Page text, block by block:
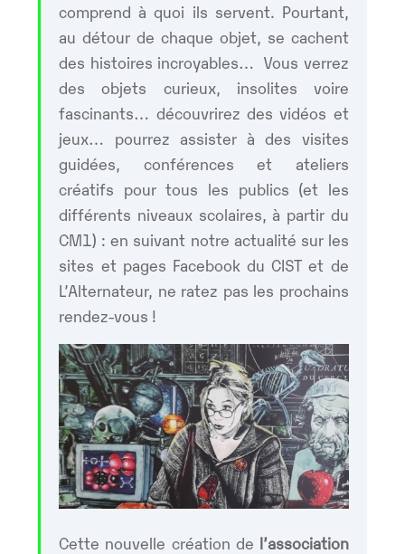
comprend à quoi ils servent. Pourtant,
au détour de chaque objet, se cachent
des histoires incroyables… Vous verrez
des objets curieux, insolites voire
fascinants… découvrirez des vidéos et
jeux… pourrez assister à des visites
guidées, conférences et ateliers
créatifs pour tous les publics (et les
différents niveaux scolaires, à partir du
CM1) : en suivant notre actualité sur les
sites et pages Facebook du CIST et de
L’Alternateur, ne ratez pas les prochains
rendez-vous !
Cette nouvelle création de l’association